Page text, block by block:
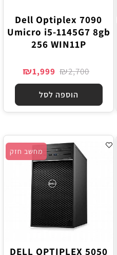
Dell Optiplex 7090
Umicro i5-1145G7 8gb
256 WIN11P
₪2,700
₪1,999
הוספה לסל
מחשב חזק
DELL OPTIPLEX 5050